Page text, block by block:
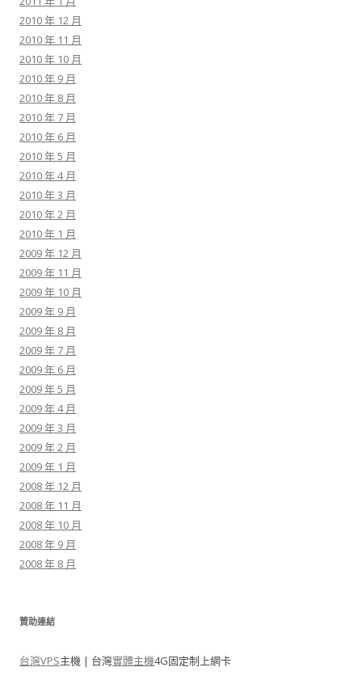
2010 年 12 月
2010 年 11 月
2010 年 10 月
2010 年 9 月
2010 年 8 月
2010 年 7 月
2010 年 6 月
2010 年 5 月
2010 年 4 月
2010 年 3 月
2010 年 2 月
2010 年 1 月
2009 年 12 月
2009 年 11 月
2009 年 10 月
2009 年 9 月
2009 年 8 月
2009 年 7 月
2009 年 6 月
2009 年 5 月
2009 年 4 月
2009 年 3 月
2009 年 2 月
2009 年 1 月
2008 年 12 月
2008 年 11 月
2008 年 10 月
2008 年 9 月
2008 年 8 月
贊助連結
台灣VPS主機 | 台灣實體主機4G固定制上網卡